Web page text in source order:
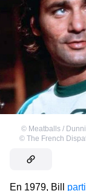
© Meatballs /
© The French
En 1979, Bill